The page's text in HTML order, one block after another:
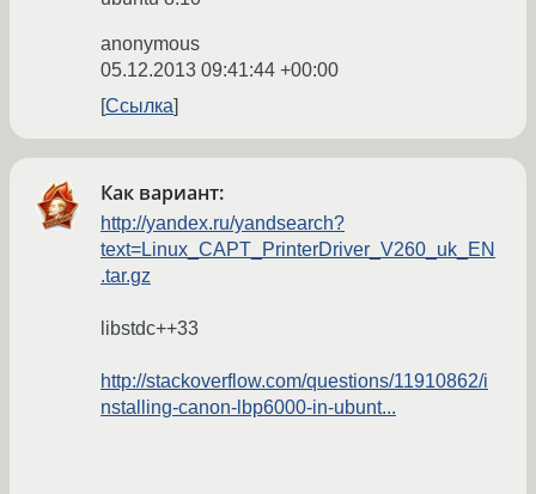
anonymous
05.12.2013 09:41:44 +00:00
Ссылка
Как вариант:
http://yandex.ru/yandsearch?
text=Linux_CAPT_PrinterDriver_V260_uk_EN
.tar.gz
libstdc++33
http://stackoverflow.com/questions/11910862/i
nstalling-canon-lbp6000-in-ubunt...